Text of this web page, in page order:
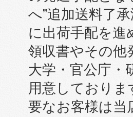
へ”追加送料了
に出荷手配を進
領収書やその他
大学・官公庁・
用意しておりま
要なお客様は当